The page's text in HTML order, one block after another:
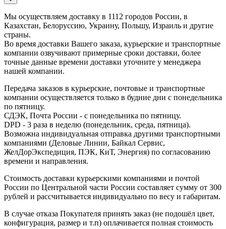
Мы осуществляем доставку в 1112 городов России, в
Казахстан, Белоруссию, Украину, Польшу, Израиль и другие
страны.
Во время доставки Вашего заказа, курьерские и транспортные
компании озвучивают примерные сроки доставки, более
точные данные времени доставки уточните у менеджера
нашей компании.
Передача заказов в курьерские, почтовые и транспортные
компании осуществляется только в будние дни с понедельника
по пятницу.
СДЭК, Почта России - с понедельника по пятницу.
DPD - 3 раза в неделю (понедельник, среда, пятница).
Возможна индивидуальная отправка другими транспортными
компаниями (Деловые Линии, Байкал Сервис,
ЖелДорЭкспедиция, ПЭК, КиТ, Энергия) по согласованию
времени и направления.
Стоимость доставки курьерскими компаниями и почтой
России по Центральной части России составляет сумму от 300
рублей и рассчитывается индивидуально по весу и габаритам.
В случае отказа Покупателя принять заказ (не подошёл цвет,
конфигурация, размер и т.п) оплачивается полная стоимость